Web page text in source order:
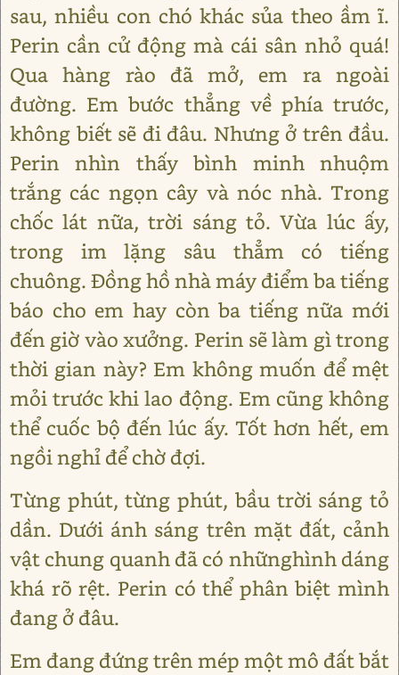
sau, nhiều con chó khác sủa theo ầm ĩ.
Perin cần cử động mà cái sân nhỏ quá!
Qua hàng rào đã mở, em ra ngoài
đường. Em bước thẳng về phía trước,
không biết sẽ đi đâu. Nhưng ở trên đầu.
Perin nhìn thấy bình minh nhuộm
trắng các ngọn cây và nóc nhà. Trong
chốc lát nữa, trời sáng tỏ. Vừa lúc ấy,
trong im lặng sâu thẳm có tiếng
chuông. Đồng hồ nhà máy điểm ba tiếng
báo cho em hay còn ba tiếng nữa mới
đến giờ vào xưởng. Perin sẽ làm gì trong
thời gian này? Em không muốn để mệt
mỏi trước khi lao động. Em cũng không
thể cuốc bộ đến lúc ấy. Tốt hơn hết, em
ngồi nghỉ để chờ đợi.
Từng phút, từng phút, bầu trời sáng tỏ
dần. Dưới ánh sáng trên mặt đất, cảnh
vật chung quanh đã có nhữnghình dáng
khá rõ rệt. Perin có thể phân biệt mình
đang ở đâu.
Em đang đứng trên mép một mô đất bắt